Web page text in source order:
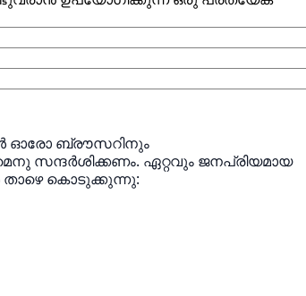
ഓരോ ബ്രൗസറിനും
സന്ദർശിക്കണം. ഏറ്റവും ജനപ്രിയമായ
താഴെ കൊടുക്കുന്നു: